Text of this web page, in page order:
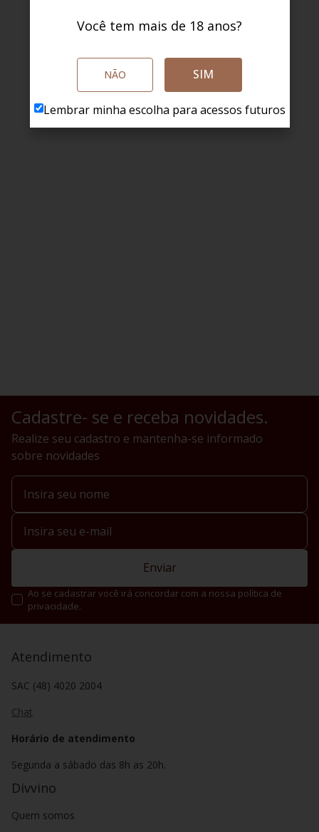
Cadastre- se e receba novidades.
Realize seu cadastro e mantenha-se informado
sobre novidades
Enviar
Ao se cadastrar você irá concordar com a nossa política de
privacidade.
Atendimento
SAC (48) 4020 2004
Chat
Horário de atendimento
Segunda a sábado das 8h as 20h.
Divvino
Quem somos
Você tem mais de 18 anos?
NÃO SIM
Lembrar minha escolha para acessos futuros